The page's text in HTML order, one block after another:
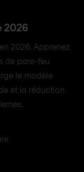
2026
2026. Apprenez
de pare-feu
le modèle
et la réduction